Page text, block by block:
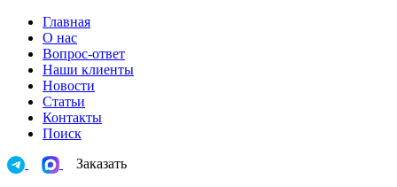
Главная
О нас
Вопрос-ответ
Наши клиенты
Новости
Статьи
Контакты
Поиск
Заказать